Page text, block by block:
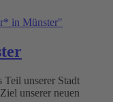
unserer Stadt
unserer neuen